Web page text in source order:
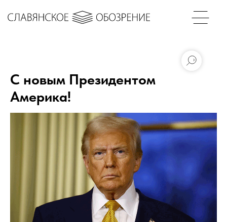
С новым Президентом
Америка!